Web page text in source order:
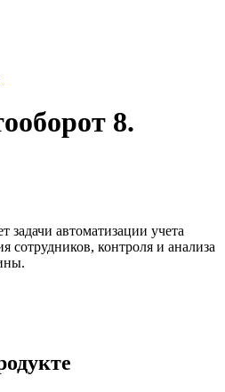
8.
задачи автоматизации учета
сотрудников, контроля и анализа